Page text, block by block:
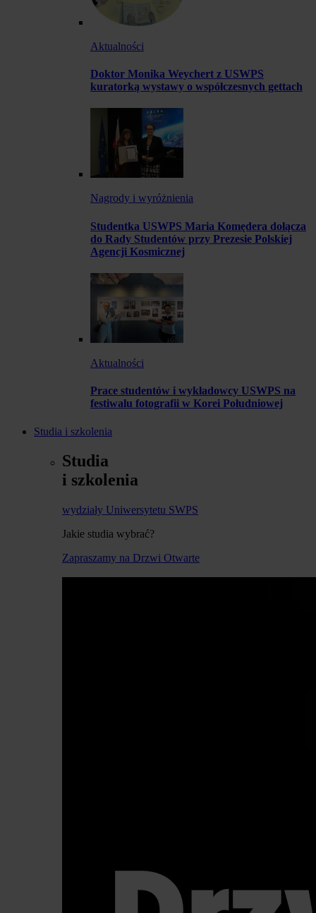
Aktualności
Doktor Monika Weychert z USWPS
kuratorką wystawy o współczesnych gettach
Nagrody i wyróżnienia
Studentka USWPS Maria Komędera dołącza
do Rady Studentów przy Prezesie Polskiej
Agencji Kosmicznej
Aktualności
Prace studentów i wykładowcy USWPS na
festiwalu fotografii w Korei Południowej
Studia i szkolenia
Studia
i szkolenia
wydziały Uniwersytetu SWPS
Jakie studia wybrać?
Zapraszamy na Drzwi Otwarte